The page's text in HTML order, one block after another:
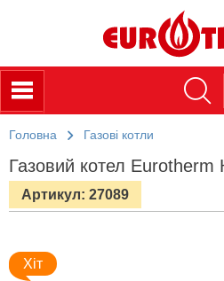
Головна Газові котли
Газовий котел Eurotherm
Артикул: 27089
Хіт